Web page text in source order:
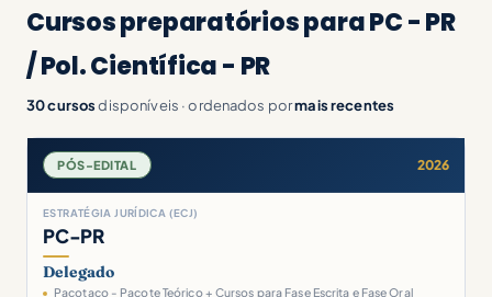
Cursos preparatórios para PC - PR
/ Pol. Científica - PR
30 cursosdisponíveis · ordenados pormais recentes
PÓS-EDITAL 2026
ESTRATÉGIA JURÍDICA (ECJ)
PC-PR
Delegado
Pacotaço - Pacote Teórico + Cursos para Fase Escrita e Fase Oral